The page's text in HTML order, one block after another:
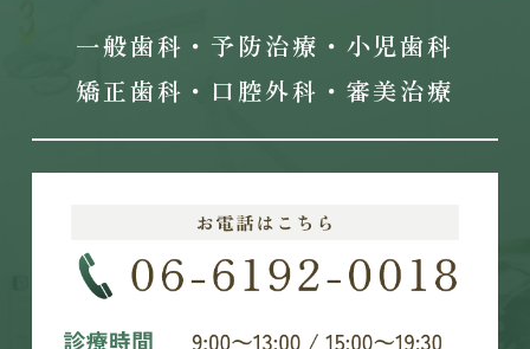
一般歯科・予防治療・小児歯科
矯正歯科・口腔外科・審美治療